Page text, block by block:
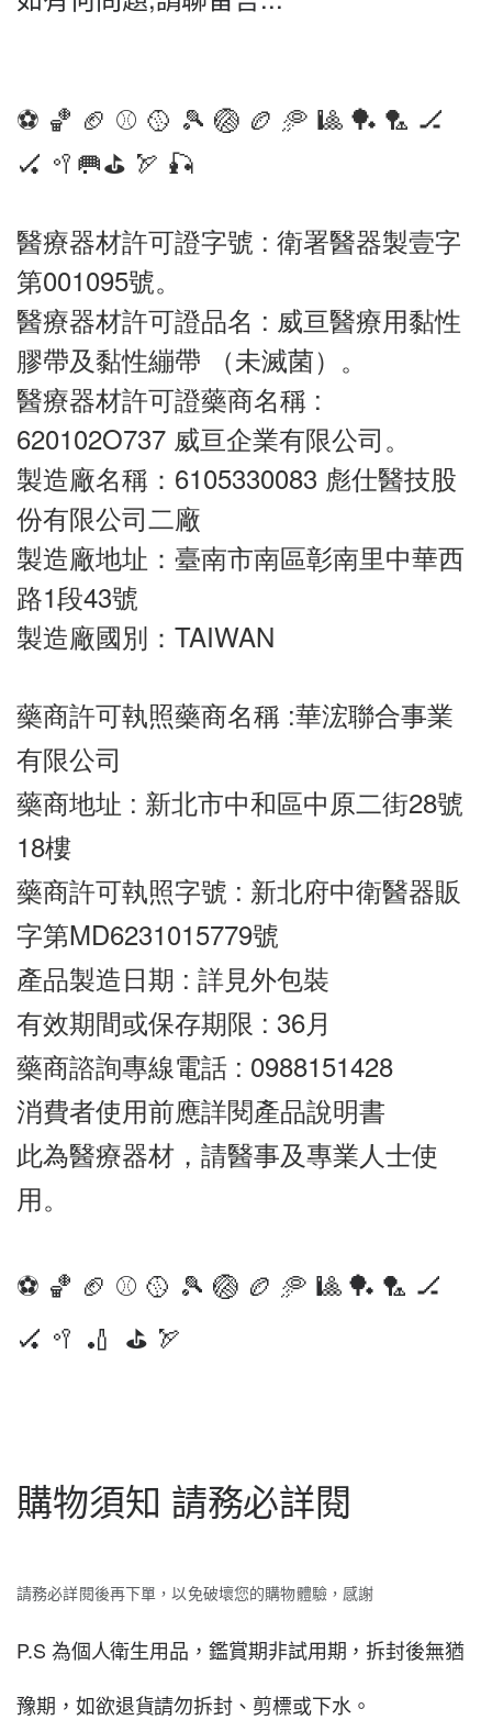
⚽️ 🏀 🏈 ⚾️ 🥎 🎾 🏐 🏉 🥏 🎱 🏓 🏸 🏒
🏑 🥍🥅⛳️ 🏹 🎣
醫療器材許可證字號 : 衛署醫器製壹字
第001095號。
醫療器材許可證品名 : 威亘醫療用黏性
膠帶及黏性繃帶 （未滅菌）。
醫療器材許可證藥商名稱 :
620102O737 威亘企業有限公司。
製造廠名稱：6105330083 彪仕醫技股
份有限公司二廠
製造廠地址：臺南市南區彰南里中華西
路1段43號
製造廠國別：TAIWAN
藥商許可執照藥商名稱 :華浤聯合事業
有限公司
藥商地址 : 新北市中和區中原二街28號
18樓
藥商許可執照字號 : 新北府中衛醫器販
字第MD6231015779號
產品製造日期 : 詳見外包裝
有效期間或保存期限 : 36月
藥商諮詢專線電話 : 0988151428
消費者使用前應詳閱產品說明書
此為醫療器材，請醫事及專業人士使
用。
⚽️ 🏀 🏈 ⚾️ 🥎 🎾 🏐 🏉 🥏 🎱 🏓 🏸 🏒
🏑 🥍 🏏 ⛳️ 🏹
購物須知 請務必詳閱
請務必詳閱後再下單，以免破壞您的購物體驗，感謝
P.S 為個人衛生用品，鑑賞期非試用期，拆封後無猶
豫期，如欲退貨請勿拆封、剪標或下水。